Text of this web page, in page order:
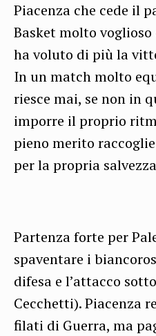
Piacenza che cede il
Basket molto
ha voluto di più la
In un match molto
riesce mai, se non in
imporre il proprio
pieno merito
per la propria
Partenza forte per
spaventare i
difesa e l’attacco
Cecchetti). Piacenza
filati di Guerra, ma